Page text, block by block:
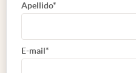
Apellido*
E-mail*